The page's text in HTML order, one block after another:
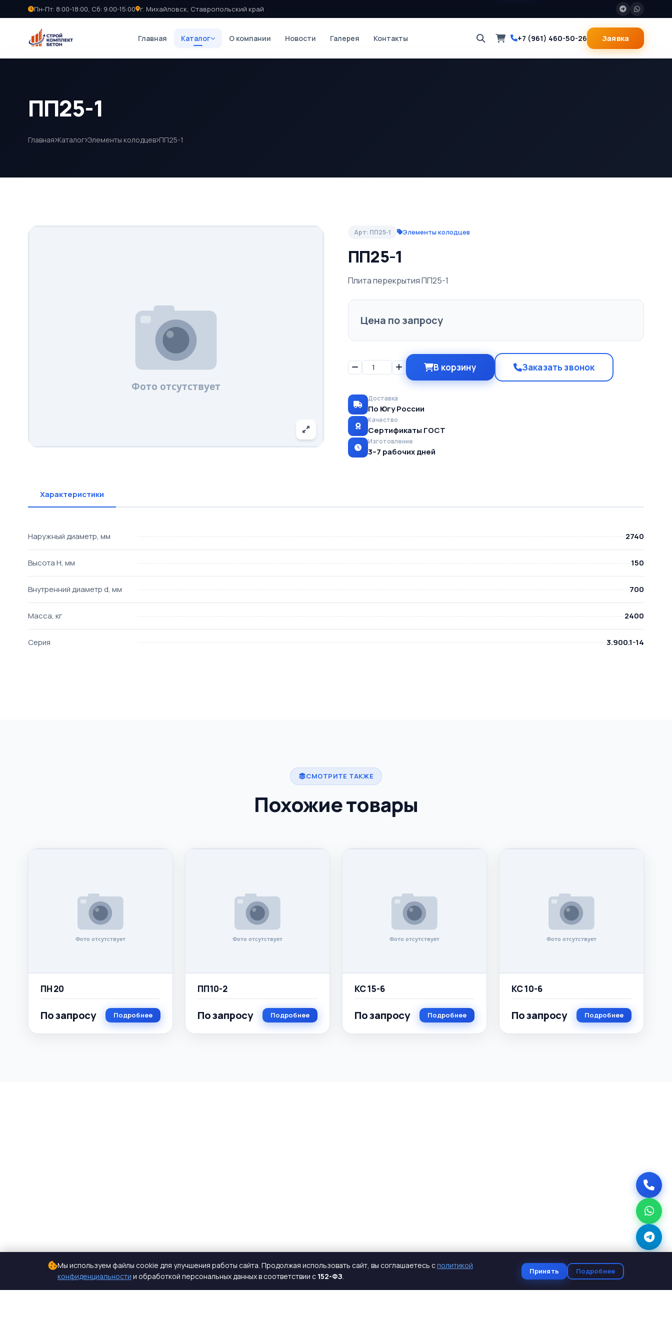
Пн-Пт: 8:00-18:00, Сб: 9:00-15:00 г. Михайловск, Ставропольский край
Главная Каталог О компании Новости Галерея Контакты +7 (961) 460-50-26 Заявка
ПП25-1
Главная Каталог Элементы колодцев ПП25-1
Арт: ПП25-1 Элементы колодцев
ПП25-1
Плита перекрытия ПП25-1
Цена по запросу
В корзину Заказать звонок
Доставка
По Югу России
Качество
Сертификаты ГОСТ
Изготовление
3–7 рабочих дней
Характеристики
Наружный диаметр, мм 2740
Высота H, мм 150
Внутренний диаметр d, мм 700
Масса, кг 2400
Серия 3.900.1-14
СМОТРИТЕ ТАКЖЕ
Похожие товары
ПН 20
По запросу Подробнее
ПП10-2
По запросу Подробнее
КС 15-6
По запросу Подробнее
КС 10-6
По запросу Подробнее
Мы используем файлы cookie для улучшения работы сайта. Продолжая использовать сайт, вы соглашаетесь сполитикой
конфиденциальности и обработкой персональных данных в соответствии с 152-ФЗ.
Принять Подробнее